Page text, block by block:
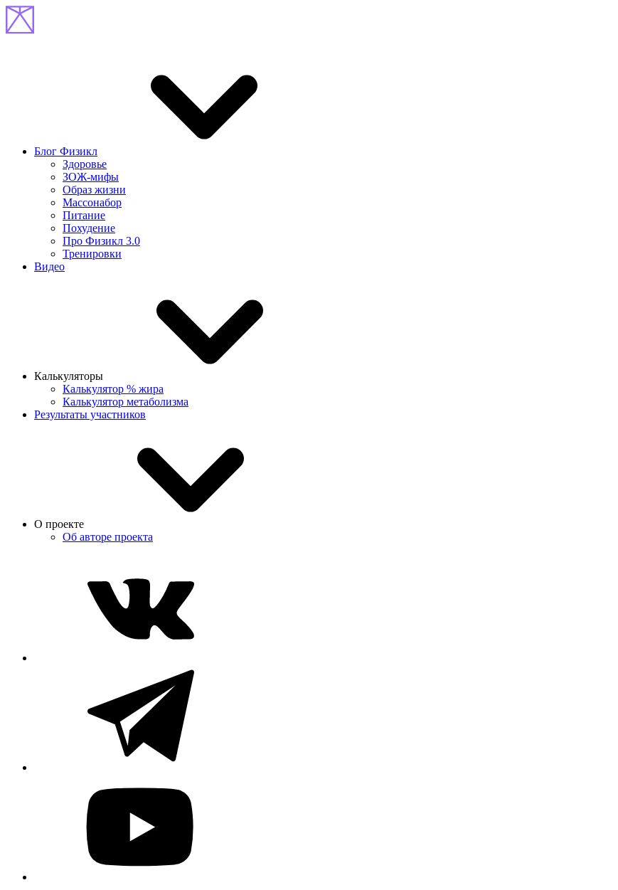
Блог Физикл
Здоровье
ЗОЖ-мифы
Образ жизни
Массонабор
Питание
Похудение
Про Физикл 3.0
Тренировки
Видео
Калькуляторы
Калькулятор % жира
Калькулятор метаболизма
Результаты участников
О проекте
Об авторе проекта